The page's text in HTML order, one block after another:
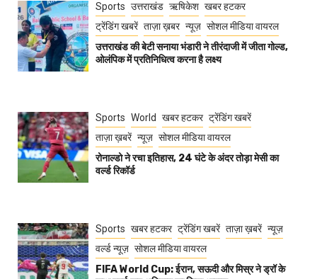
Sports उत्तराखंड ऋषिकेश खबर हटकर
ट्रेंडिंग खबरें ताज़ा ख़बर न्यूज़ सोशल मीडिया वायरल
उत्तराखंड की बेटी सनाया भंडारी ने तीरंदाजी में जीता गोल्ड,
ओलंपिक में प्रतिनिधित्व करना है लक्ष्य
Sports World खबर हटकर ट्रेंडिंग खबरें
ताज़ा ख़बरें न्यूज़ सोशल मीडिया वायरल
रोनाल्डो ने रचा इतिहास, 24 घंटे के अंदर तोड़ा मेसी का
वर्ल्ड रिकॉर्ड
Sports खबर हटकर ट्रेंडिंग खबरें ताज़ा ख़बरें न्यूज़
वर्ल्ड न्यूज़ सोशल मीडिया वायरल
FIFA World Cup: ईरान, सऊदी और मिस्र ने ड्रॉ के